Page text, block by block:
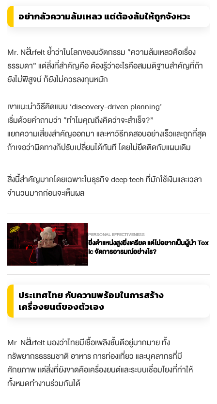
อย่ากลัวความล้มเหลว แต่ต้องล้มให้ถูกจังหวะ
Mr. Närfelt ย้ำว่าในโลกของนวัตกรรม “ความล้มเหลวคือเรื่อง
ธรรมดา” แต่สิ่งที่สำคัญคือ ต้องรู้ว่าอะไรคือสมมติฐานสำคัญที่ถ้า
ยังไม่พิสูจน์ ก็ยังไม่ควรลงทุนหนัก
เขาแนะนำวิธีคิดแบบ ‘discovery-driven planning’
เริ่มด้วยคำถามว่า “ทำไมคุณถึงคิดว่าจะสำเร็จ?”
แยกความเสี่ยงสำคัญออกมา และหาวิธีทดสอบอย่างเร็วและถูกที่สุด
ถ้าเจอว่าผิดทางก็ปรับเปลี่ยนได้ทันที โดยไม่ยึดติดกับแผนเดิม
สิ่งนี้สำคัญมากโดยเฉพาะในธุรกิจ deep tech ที่มักใช้เงินและเวลา
จำนวนมากก่อนจะเห็นผล
PERSONAL EFFECTIVENESS
ยิ่งตำแหน่งสูงยิ่งเครียด แต่ไม่อยากเป็นผู้นำ Tox
ic จัดการอารมณ์อย่างไร?
ประเทศไทย กับความพร้อมในการสร้าง
เครื่องยนต์ของตัวเอง
Mr. Närfelt มองว่าไทยมีเชื้อเพลิงชั้นดีอยู่มากมาย ทั้ง
ทรัพยากรธรรมชาติ อาหาร การท่องเที่ยว และบุคลากรที่มี
ศักยภาพ แต่สิ่งที่ยังขาดคือเครื่องยนต์และระบบเชื่อมโยงที่ทำให้
ทั้งหมดทำงานร่วมกันได้